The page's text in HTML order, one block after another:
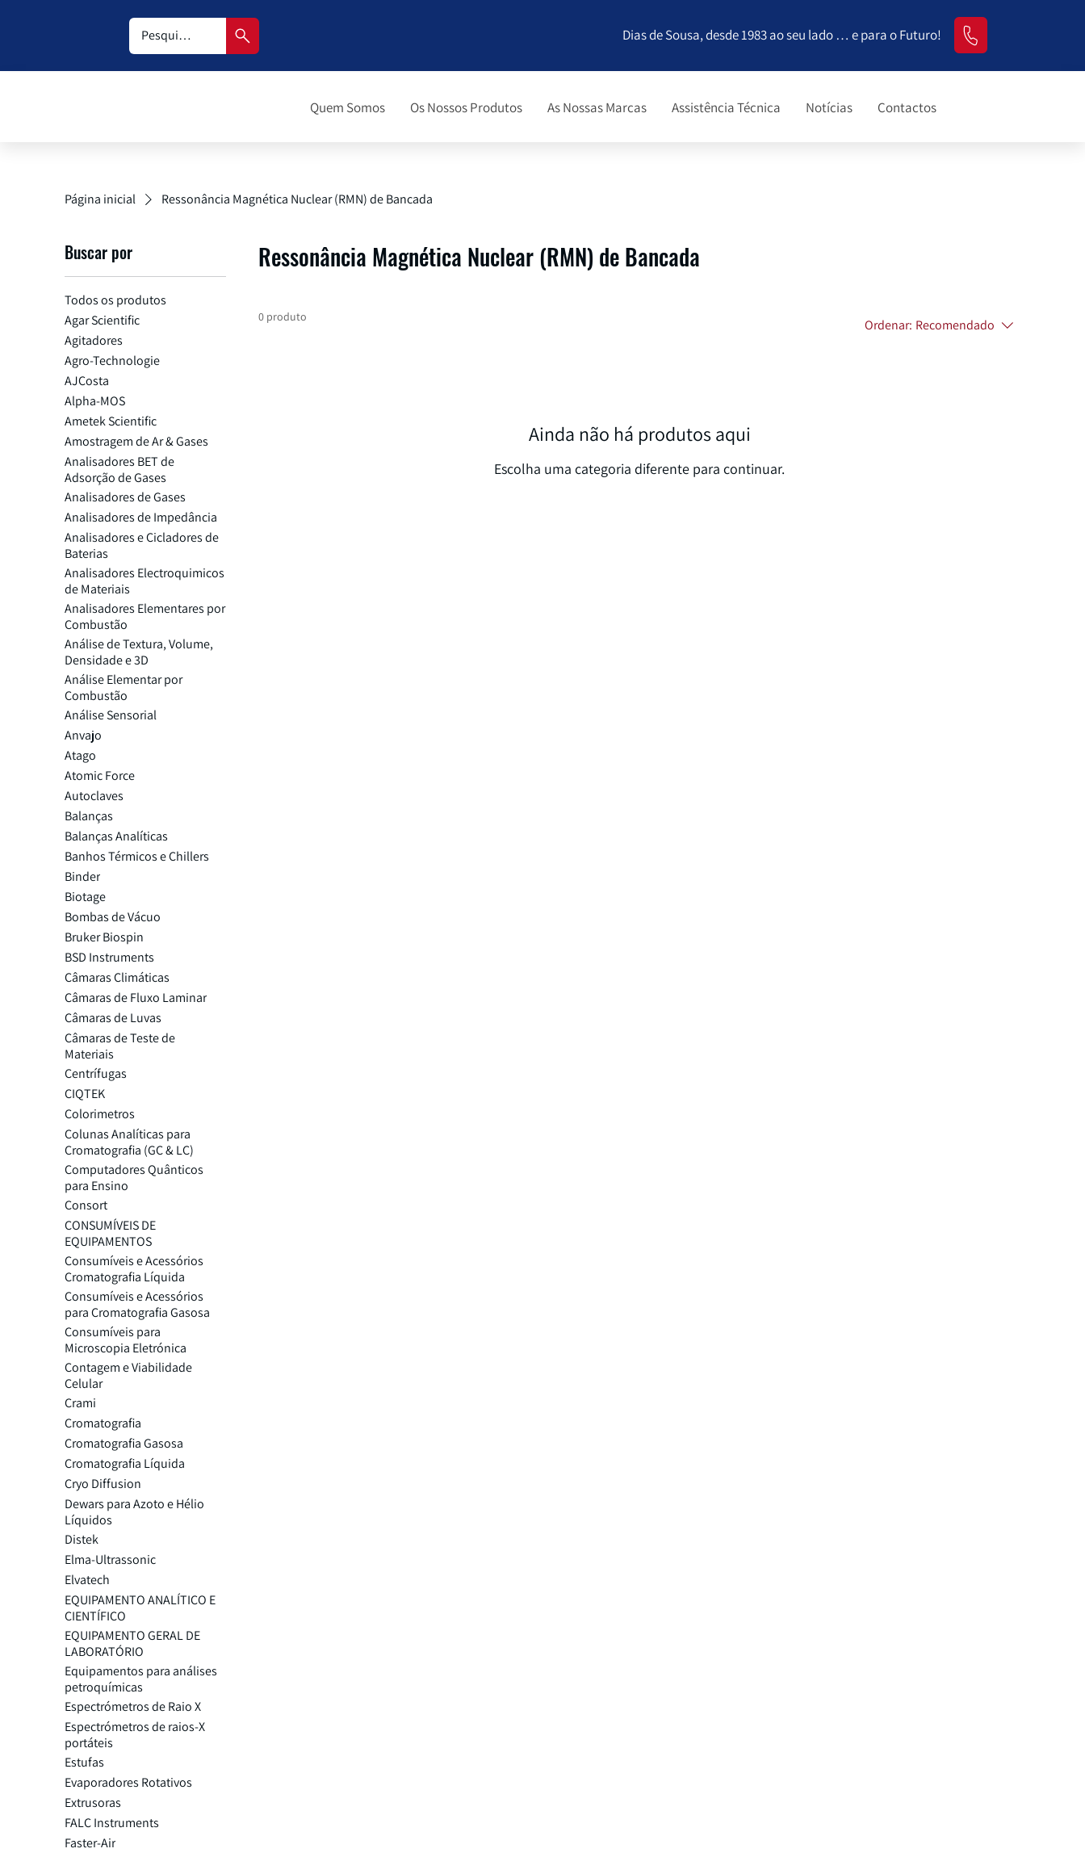
Dias de Sousa, desde 1983 ao seu lado … e para o Futuro!
Quem Somos Os Nossos Produtos As Nossas Marcas Assistência Técnica Notícias Contactos
Página inicial Ressonância Magnética Nuclear (RMN) de Bancada
Buscar por
Todos os produtos
Agar Scientific
Agitadores
Agro-Technologie
AJCosta
Alpha-MOS
Ametek Scientific
Amostragem de Ar & Gases
Analisadores BET de
Adsorção de Gases
Analisadores de Gases
Analisadores de Impedância
Analisadores e Cicladores de
Baterias
Analisadores Electroquimicos
de Materiais
Analisadores Elementares por
Combustão
Análise de Textura, Volume,
Densidade e 3D
Análise Elementar por
Combustão
Análise Sensorial
Anvajo
Atago
Atomic Force
Autoclaves
Balanças
Balanças Analíticas
Banhos Térmicos e Chillers
Binder
Biotage
Bombas de Vácuo
Bruker Biospin
BSD Instruments
Câmaras Climáticas
Câmaras de Fluxo Laminar
Câmaras de Luvas
Câmaras de Teste de
Materiais
Centrífugas
CIQTEK
Colorimetros
Colunas Analíticas para
Cromatografia (GC & LC)
Computadores Quânticos
para Ensino
Consort
CONSUMÍVEIS DE
EQUIPAMENTOS
Consumíveis e Acessórios
Cromatografia Líquida
Consumíveis e Acessórios
para Cromatografia Gasosa
Consumíveis para
Microscopia Eletrónica
Contagem e Viabilidade
Celular
Crami
Cromatografia
Cromatografia Gasosa
Cromatografia Líquida
Cryo Diffusion
Dewars para Azoto e Hélio
Líquidos
Distek
Elma-Ultrassonic
Elvatech
EQUIPAMENTO ANALÍTICO E
CIENTÍFICO
EQUIPAMENTO GERAL DE
LABORATÓRIO
Equipamentos para análises
petroquímicas
Espectrómetros de Raio X
Espectrómetros de raios-X
portáteis
Estufas
Evaporadores Rotativos
Extrusoras
FALC Instruments
Faster-Air
Ressonância Magnética Nuclear (RMN) de Bancada
0 produto Ordenar: Recomendado
Ainda não há produtos aqui
Escolha uma categoria diferente para continuar.